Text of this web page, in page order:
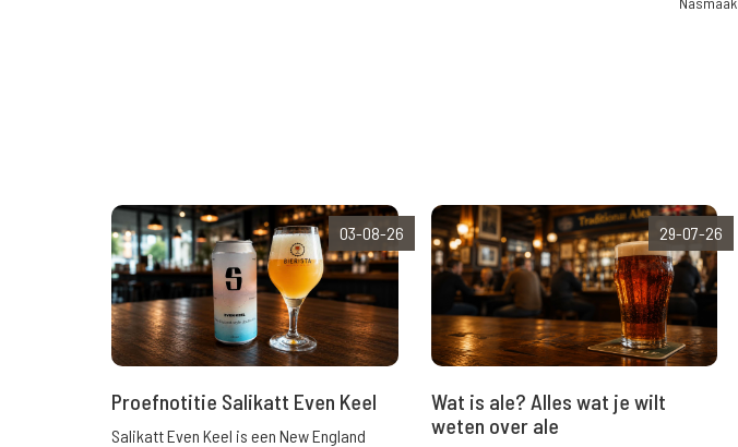
03-08-26
Proefnotitie Salikatt Even Keel
Salikatt Even Keel is een New England
29-07-26
Wat is ale? Alles wat je wilt
weten over ale